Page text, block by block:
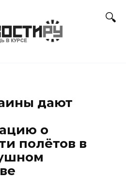
дают
о
полётов в